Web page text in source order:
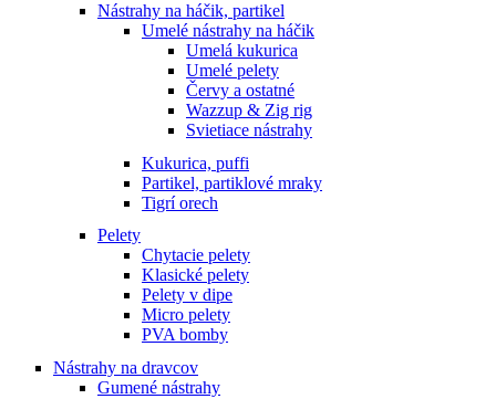
Nástrahy na háčik, partikel
Umelé nástrahy na háčik
Umelá kukurica
Umelé pelety
Červy a ostatné
Wazzup & Zig rig
Svietiace nástrahy
Kukurica, puffi
Partikel, partiklové mraky
Tigrí orech
Pelety
Chytacie pelety
Klasické pelety
Pelety v dipe
Micro pelety
PVA bomby
Nástrahy na dravcov
Gumené nástrahy